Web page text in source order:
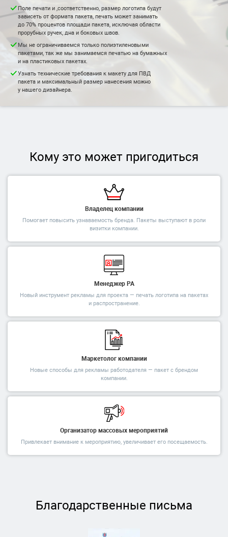
Поле печати и ,соответственно, размер логотипа будут
зависеть от формата пакета, печать может занимать
до 70% процентов площади пакета, исключая области
прорубных ручек, дна и боковых швов.
Мы не ограничиваемся только полиэтиленовыми
пакетами, так же мы занимаемся печатью на бумажных
и на пластиковых пакетах.
Узнать технические требования к макету для ПВД
пакета и максимальный размер нанесения можно
у нашего дизайнера.
Кому это может пригодиться
Владелец компании
Помогает повысить узнаваемость бренда. Пакеты выступают в роли
визитки компании.
Менеджер РА
Новый инструмент рекламы для проекта — печать логотипа на пакетах
и распространение.
Маркетолог компании
Новые способы для рекламы работодателя — пакет с брендом
компании.
Организатор массовых мероприятий
Привлекает внимание к мероприятию, увеличивает его посещаемость.
Благодарственные письма